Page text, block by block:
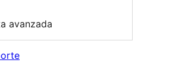
avanzada